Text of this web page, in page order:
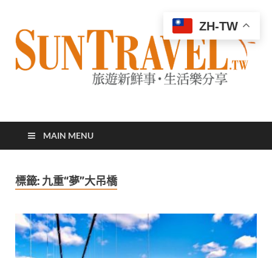
太陽網
MAIN MENU
標籤: 九重“夢”大吊橋
ZH-TW